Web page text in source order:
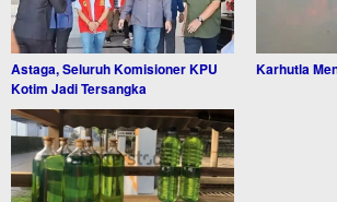
Astaga, Seluruh Komisioner KPU
Kotim Jadi Tersangka
Karhutla